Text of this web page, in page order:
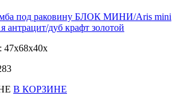
под раковину БЛОК МИНИ/Aris mini
антрацит/дуб крафт золотой
В КОРЗИНЕ